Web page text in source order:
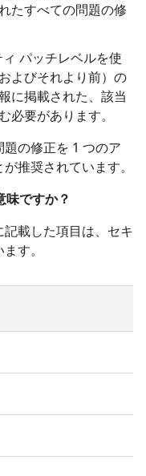
たすべての問題の修
パッチレベルを使
よびそれより前）の
に掲載された、該当
必要があります。
の修正を 1 つのア
推奨されています。
味ですか？
記載した項目は、セキ
す。